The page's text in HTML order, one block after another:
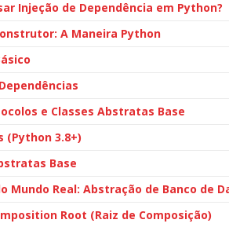
Injeção de Dependência em Python?
A Maneira Python
e Classes Abstratas Base
(Python 3.8+)
Base
Mundo Real: Abstração de Banco de
Root (Raiz de Composição)